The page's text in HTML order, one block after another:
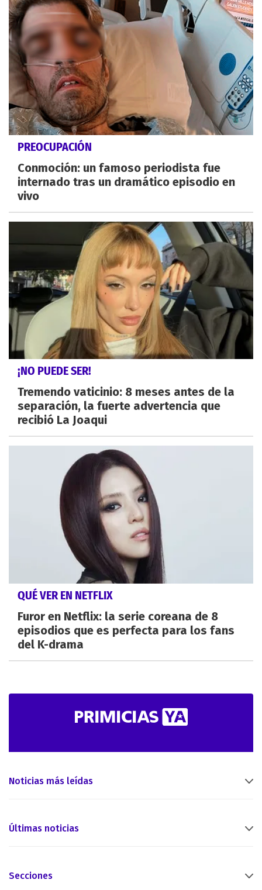
PREOCUPACIÓN
Conmoción: un famoso periodista fue
internado tras un dramático episodio en
vivo
¡NO PUEDE SER!
Tremendo vaticinio: 8 meses antes de la
separación, la fuerte advertencia que
recibió La Joaqui
QUÉ VER EN NETFLIX
Furor en Netflix: la serie coreana de 8
episodios que es perfecta para los fans
del K-drama
Noticias más leídas
Últimas noticias
Secciones